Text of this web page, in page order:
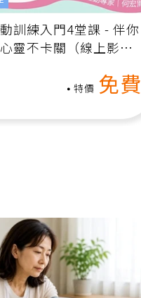
訓練入門4堂課 - 伴你
靈不卡關（線上影音
免費